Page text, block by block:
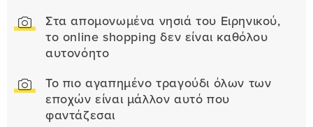
Στα απομονωμένα νησιά του Ειρηνικού,
το online shopping δεν είναι καθόλου
αυτονόητο
Το πιο αγαπημένο τραγούδι όλων των
εποχών είναι μάλλον αυτό που
φαντάζεσαι